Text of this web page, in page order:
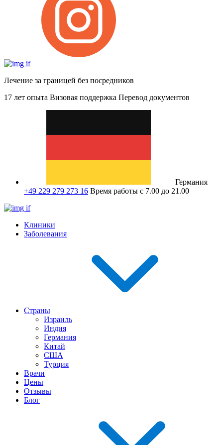
Лечение за границей без посредников
17 лет опыта Визовая поддержка Перевод документов
Германия
+49 229 279 273 16 Время работы с 7.00 до 21.00
Клиники
Заболевания
Страны
Израиль
Индия
Германия
Китай
США
Турция
Врачи
Цены
Отзывы
Блог